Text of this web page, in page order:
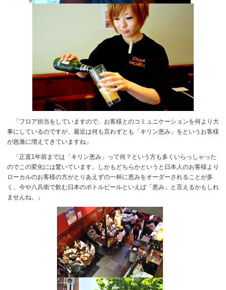
「フロア担当をしていますので、お客様とのコミュニケーションを何より大
事にしているのですが、最近は何も言わずとも「キリン恵み」をというお客様
が急激に増えてきていますね」
「正直1年前までは「キリン恵み」って何？という方も多くいらっしゃった
のでこの変化には驚いています。しかもどちらかというと日本人のお客様より
ローカルのお客様の方がとりあえずの一杯に恵みをオーダーされることが多
く、今や八兵衛で飲む日本のボトルビールといえば「恵み」と言えるかもしれ
ませんね。」